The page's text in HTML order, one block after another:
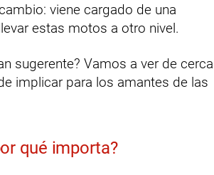
viene cargado de una
estas motos a otro nivel.
sugerente? Vamos a ver de cerca
implicar para los amantes de las
qué importa?